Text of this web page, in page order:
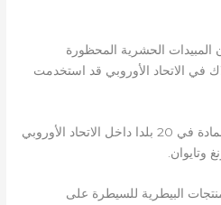
المبيدات الحشرية المحظورة
في الاتحاد الأوروبي قد استخدمت
وحتى الآن، تم العثور على هذه المادة في 20 بلدا داخل الاتحاد الأوروبي
وتايوان.
البيطرية للسيطرة على